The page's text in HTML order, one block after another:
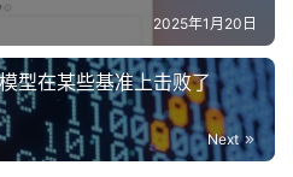
2025年1月20日
型在某些基准上击败了
Next